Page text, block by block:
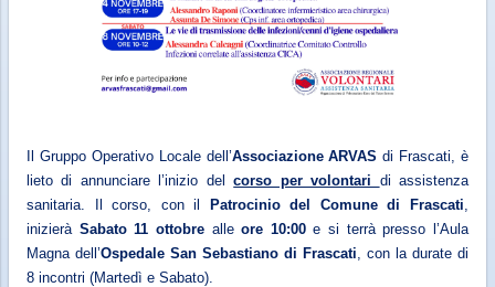
Il Gruppo Operativo Locale dell’Associazione ARVASdi Frascati, è
lieto di annunciare l’inizio delcorso per volontari di assistenza
sanitaria. Il corso, con il Patrocinio del Comune di Frascati
inizierà Sabato 11 ottobrealleore 10:00e si terrà presso l’Aula
Magna dell’Ospedale San Sebastiano di Frascati , con la durate di
8 incontri (Martedì e Sabato).